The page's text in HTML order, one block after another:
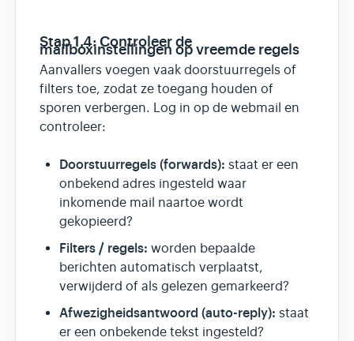
Stap 1.4: Controleer de
mailboxinstellingen op vreemde regels
Aanvallers voegen vaak doorstuurregels of
filters toe, zodat ze toegang houden of
sporen verbergen. Log in op de webmail en
controleer:
Doorstuurregels (forwards): staat er een
onbekend adres ingesteld waar
inkomende mail naartoe wordt
gekopieerd?
Filters / regels: worden bepaalde
berichten automatisch verplaatst,
verwijderd of als gelezen gemarkeerd?
Afwezigheidsantwoord (auto-reply): staat
er een onbekende tekst ingesteld?